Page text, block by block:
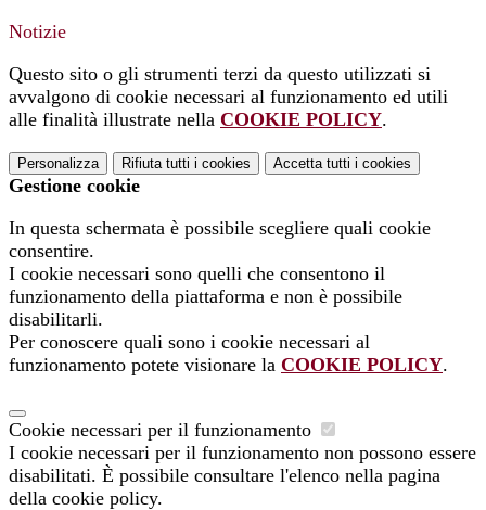
Notizie
Questo sito o gli strumenti terzi da questo utilizzati si
avvalgono di cookie necessari al funzionamento ed utili
alle finalità illustrate nella COOKIE POLICY.
Personalizza Rifiuta tutti i cookies Accetta tutti i cookies
Gestione cookie
In questa schermata è possibile scegliere quali cookie
consentire.
I cookie necessari sono quelli che consentono il
funzionamento della piattaforma e non è possibile
disabilitarli.
Per conoscere quali sono i cookie necessari al
funzionamento potete visionare la COOKIE POLICY.
Cookie necessari per il funzionamento
I cookie necessari per il funzionamento non possono essere
disabilitati. È possibile consultare l'elenco nella pagina
della cookie policy.